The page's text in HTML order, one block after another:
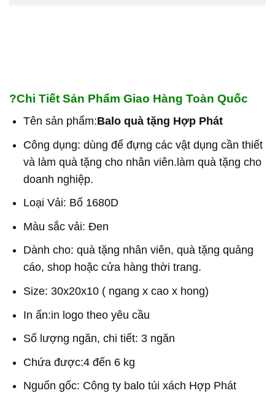
?Chi Tiết Sản Phẩm Giao Hàng Toàn Quốc
Tên sản phẩm:Balo quà tặng Hợp Phát
Công dụng: dùng để đựng các vật dụng cần thiết
và làm quà tặng cho nhân viên.làm quà tặng cho
doanh nghiệp.
Loại Vải: Bố 1680D
Màu sắc vải: Đen
Dành cho: quà tặng nhân viên, quà tặng quảng
cáo, shop hoặc cửa hàng thời trang.
Size: 30x20x10 ( ngang x cao x hong)
In ấn:in logo theo yêu cầu
Số lượng ngăn, chi tiết: 3 ngăn
Chứa được:4 đến 6 kg
Nguốn gốc: Công ty balo túi xách Hợp Phát